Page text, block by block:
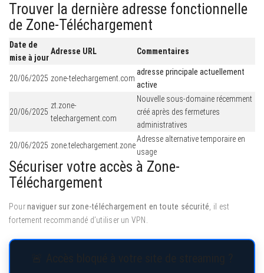
Trouver la dernière adresse fonctionnelle
de Zone-Téléchargement
Date de
mise à jour
Adresse URL Commentaires
20/06/2025 zone-telechargement.com
adresse principale actuellement
active
20/06/2025
zt.zone-
telechargement.com
Nouvelle sous-domaine récemment
créé après des fermetures
administratives
20/06/2025 zone.telechargement.zone
Adresse alternative temporaire en
usage
Sécuriser votre accès à Zone-
Téléchargement
Pournaviguer sur zone-téléchargement en toute sécurité , il est
fortement recommandé d’utiliser un VPN.